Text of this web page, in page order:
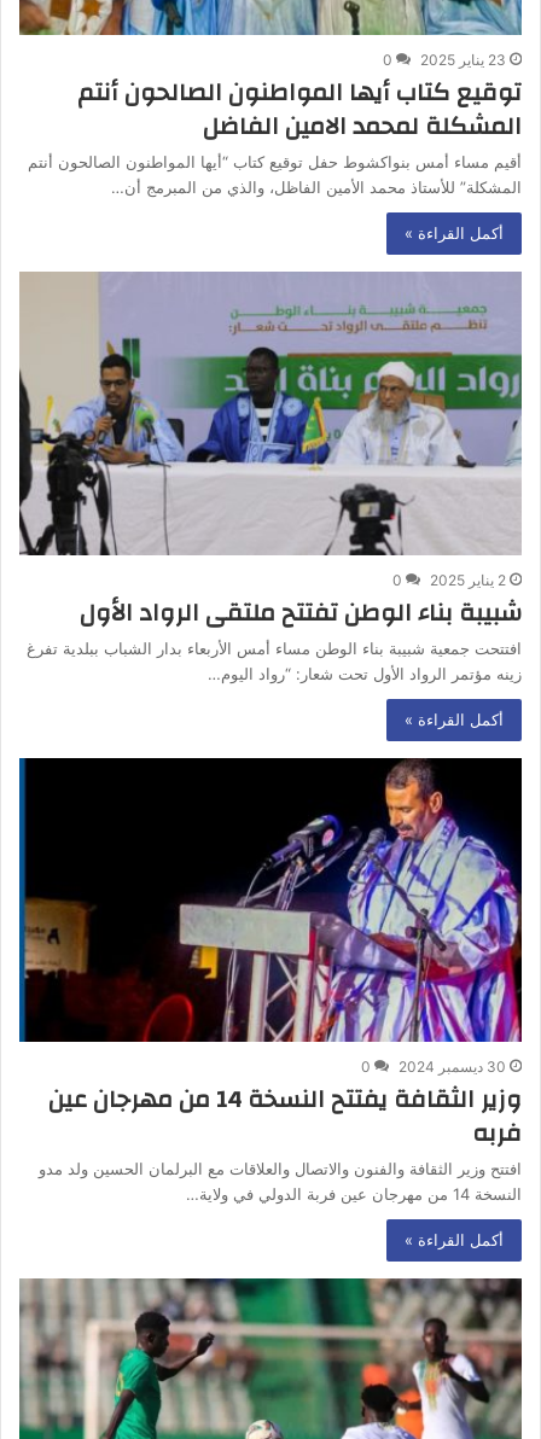
23 يناير 2025 0
توقيع كتاب أيها المواطنون الصالحون أنتم
المشكلة لمحمد الامين الفاضل
أقيم مساء أمس بنواكشوط حفل توقيع كتاب “أيها المواطنون الصالحون أنتم
المشكلة” للأستاذ محمد الأمين الفاظل، والذي من المبرمج أن…
أكمل القراءة »
2 يناير 2025 0
شبيبة بناء الوطن تفتتح ملتقى الرواد الأول
افتتحت جمعية شبيبة بناء الوطن مساء أمس الأربعاء بدار الشباب ببلدية تفرغ
زينه مؤتمر الرواد الأول تحت شعار: “رواد اليوم…
أكمل القراءة »
30 ديسمبر 2024 0
وزير الثقافة يفتتح النسخة 14 من مهرجان عين
فربه
افتتح وزير الثقافة والفنون والاتصال والعلاقات مع البرلمان الحسين ولد مدو
النسخة 14 من مهرجان عين فربة الدولي في ولاية…
أكمل القراءة »